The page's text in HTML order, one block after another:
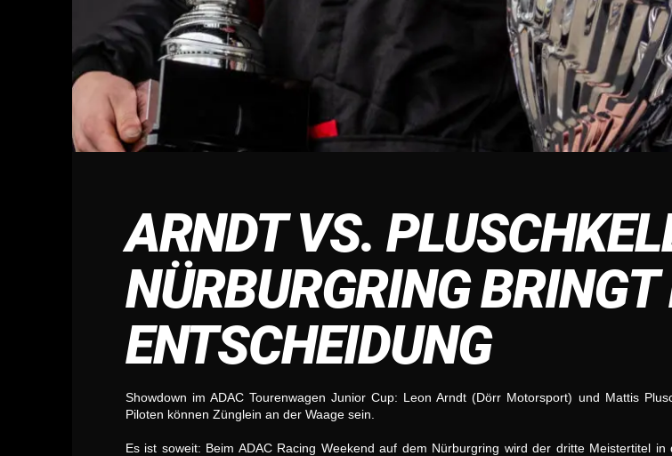
ARNDT VS.
NÜRBURGRING BRINGT
ENTSCHEIDUNG
Showdown im ADAC Tourenwagen Junior Cup: Leon Arndt (Dörr Motorsport) und Mattis
Piloten können Zünglein an der Waage sein.
Es ist soweit: Beim ADAC Racing Weekend auf dem Nürburgring wird der dritte Meistertitel